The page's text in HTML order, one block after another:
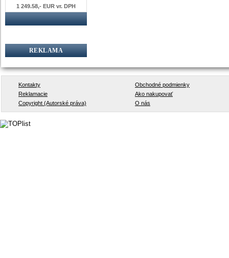
1 249.58,- EUR vr. DPH
REKLAMA
Kontakty
Obchodné podmienky
Reklamacie
Ako nakupovať
Copyright (Autorské práva)
O nás